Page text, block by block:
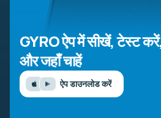
GYRO ऐप में सीखें, टेस्ट करें,
और जहाँ चाहें
ऐप डाउनलोड करें